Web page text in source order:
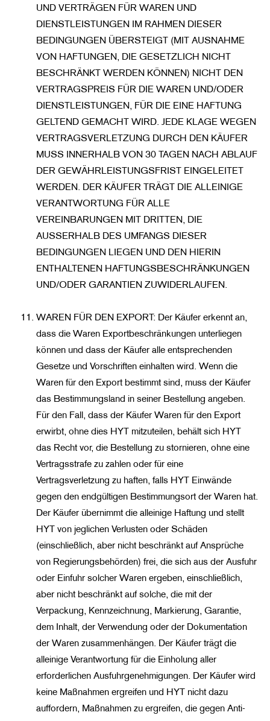
UND VERTRÄGEN FÜR WAREN UND
DIENSTLEISTUNGEN IM RAHMEN DIESER
BEDINGUNGEN ÜBERSTEIGT (MIT AUSNAHME
VON HAFTUNGEN, DIE GESETZLICH NICHT
BESCHRÄNKT WERDEN KÖNNEN) NICHT DEN
VERTRAGSPREIS FÜR DIE WAREN UND/ODER
DIENSTLEISTUNGEN, FÜR DIE EINE HAFTUNG
GELTEND GEMACHT WIRD. JEDE KLAGE WEGEN
VERTRAGSVERLETZUNG DURCH DEN KÄUFER
MUSS INNERHALB VON 30 TAGEN NACH ABLAUF
DER GEWÄHRLEISTUNGSFRIST EINGELEITET
WERDEN. DER KÄUFER TRÄGT DIE ALLEINIGE
VERANTWORTUNG FÜR ALLE
VEREINBARUNGEN MIT DRITTEN, DIE
AUSSERHALB DES UMFANGS DIESER
BEDINGUNGEN LIEGEN UND DEN HIERIN
ENTHALTENEN HAFTUNGSBESCHRÄNKUNGEN
UND/ODER GARANTIEN ZUWIDERLAUFEN.
WAREN FÜR DEN EXPORT: Der Käufer erkennt an,
dass die Waren Exportbeschränkungen unterliegen
können und dass der Käufer alle entsprechenden
Gesetze und Vorschriften einhalten wird. Wenn die
Waren für den Export bestimmt sind, muss der Käufer
das Bestimmungsland in seiner Bestellung angeben.
Für den Fall, dass der Käufer Waren für den Export
erwirbt, ohne dies HYT mitzuteilen, behält sich HYT
das Recht vor, die Bestellung zu stornieren, ohne eine
Vertragsstrafe zu zahlen oder für eine
Vertragsverletzung zu haften, falls HYT Einwände
gegen den endgültigen Bestimmungsort der Waren hat.
Der Käufer übernimmt die alleinige Haftung und stellt
HYT von jeglichen Verlusten oder Schäden
(einschließlich, aber nicht beschränkt auf Ansprüche
von Regierungsbehörden) frei, die sich aus der Ausfuhr
oder Einfuhr solcher Waren ergeben, einschließlich,
aber nicht beschränkt auf solche, die mit der
Verpackung, Kennzeichnung, Markierung, Garantie,
dem Inhalt, der Verwendung oder der Dokumentation
der Waren zusammenhängen. Der Käufer trägt die
alleinige Verantwortung für die Einholung aller
erforderlichen Ausfuhrgenehmigungen. Der Käufer wird
keine Maßnahmen ergreifen und HYT nicht dazu
auffordern, Maßnahmen zu ergreifen, die gegen Anti-